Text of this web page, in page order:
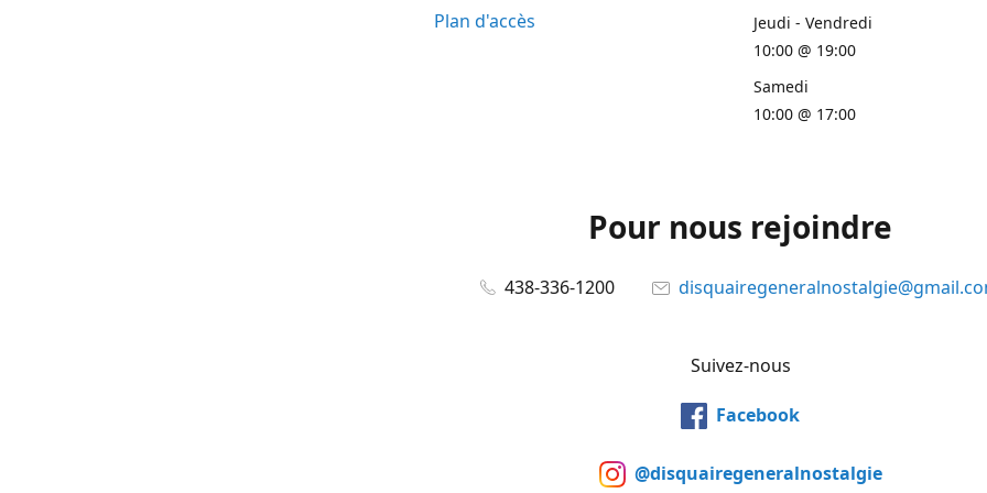
Plan d'accès
Jeudi - Vendredi
10:00 @ 19:00
Samedi
10:00 @ 17:00
Pour nous rejoindre
438-336-1200
Suivez-nous
Facebook
@disquairegeneralnostalgie